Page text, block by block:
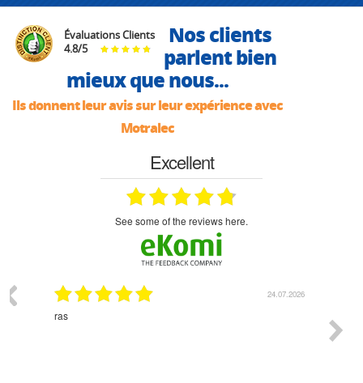
Évaluations Clients
4.8/5
Nos clients
parlent bien
mieux que nous...
Ils donnent leur avis sur leur expérience avec
Motralec
Excellent
see some of the reviews here.
24.07.2026 18.07.2026